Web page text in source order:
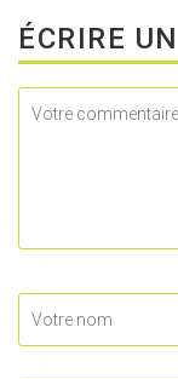
ÉCRIRE